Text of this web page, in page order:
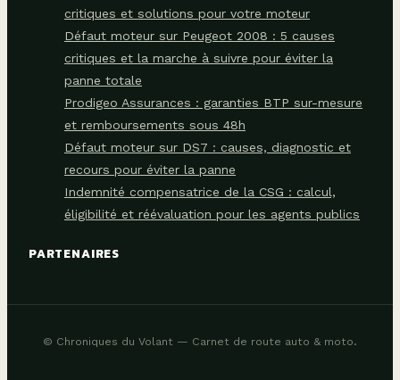
critiques et solutions pour votre moteur
Défaut moteur sur Peugeot 2008 : 5 causes
critiques et la marche à suivre pour éviter la
panne totale
Prodigeo Assurances : garanties BTP sur-mesure
et remboursements sous 48h
Défaut moteur sur DS7 : causes, diagnostic et
recours pour éviter la panne
Indemnité compensatrice de la CSG : calcul,
éligibilité et réévaluation pour les agents publics
PARTENAIRES
© Chroniques du Volant — Carnet de route auto & moto.